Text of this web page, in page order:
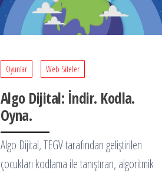
Oyunlar Web Siteler
Algo Dijital: İndir. Kodla.
Oyna.
Algo Dijital, TEGV tarafından geliştirilen
çocukları kodlama ile tanıştıran, algoritmik